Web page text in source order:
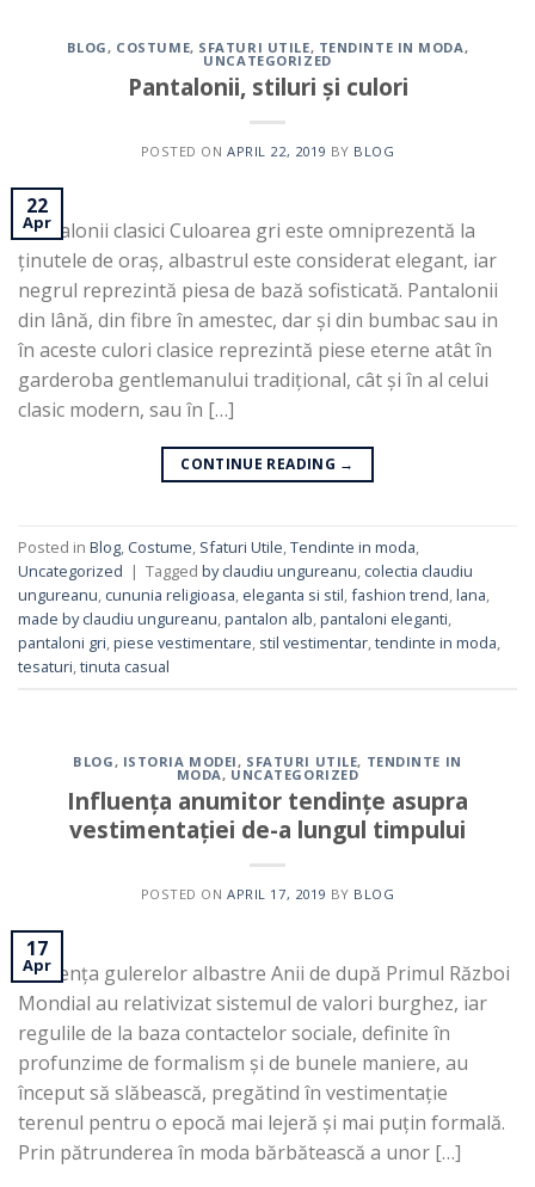
BLOG , COSTUME, SFATURI UTILE, TENDINTE IN MODA,
UNCATEGORIZED
Pantalonii, stiluri și culori
POSTED ONAPRIL 22, 2019 BY BLOG
22
Apr
Pantalonii clasici Culoarea gri este omniprezentă la
ținutele de oraș, albastrul este considerat elegant, iar
negrul reprezintă piesa de bază sofisticată. Pantalonii
din lână, din fibre în amestec, dar și din bumbac sau in
în aceste culori clasice reprezintă piese eterne atât în
garderoba gentlemanului tradițional, cât și în al celui
clasic modern, sau în […]
CONTINUE READING →
Posted in Blog, Costume, Sfaturi Utile,Tendinte in moda,
Uncategorized | Tagged by claudiu ungureanu, colectia claudiu
ungureanu, cununia religioasa, eleganta si stil,fashion trend,lana,
made by claudiu ungureanu,pantalon alb,pantaloni eleganti,
pantaloni gri,piese vestimentare, stil vestimentar,tendinte in moda,
tesaturi,tinuta casual
BLOG , ISTORIA MODEI , SFATURI UTILE, TENDINTE IN
MODA, UNCATEGORIZED
Influența anumitor tendințe asupra
vestimentației de-a lungul timpului
POSTED ONAPRIL 17, 2019 BY BLOG
17
Apr
Influența gulerelor albastre Anii de după Primul Război
Mondial au relativizat sistemul de valori burghez, iar
regulile de la baza contactelor sociale, definite în
profunzime de formalism și de bunele maniere, au
început să slăbească, pregătind în vestimentație
terenul pentru o epocă mai lejeră și mai puțin formală.
Prin pătrunderea în moda bărbătească a unor […]